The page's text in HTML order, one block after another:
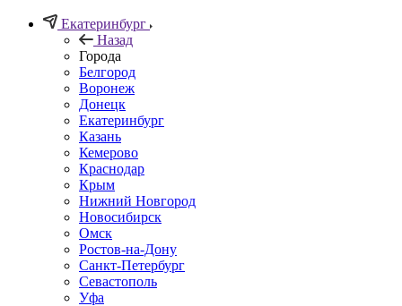
Екатеринбург
Назад
Города
Белгород
Воронеж
Донецк
Екатеринбург
Казань
Кемерово
Краснодар
Крым
Нижний Новгород
Новосибирск
Омск
Ростов-на-Дону
Санкт-Петербург
Севастополь
Уфа